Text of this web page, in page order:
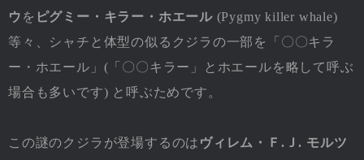
ウ を ピグミー・キラー・ホエール(Pygmy killer whale)
等々、シャチと体型の似るクジラの一部を「〇〇キラ
ー・ホエール」(「〇〇キラー」とホエールを略して呼ぶ
場合も多いです) と呼ぶためです。
この謎のクジラが登場するのは ヴィレム・Ｆ.Ｊ. モルツ